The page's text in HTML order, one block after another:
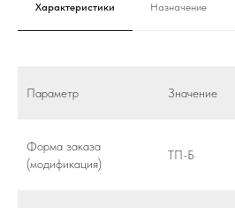
Характеристики Назначение
Параметр Значение
Форма заказа
(модификация)
ТП-Б